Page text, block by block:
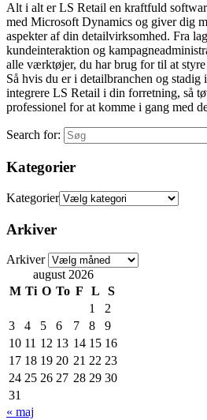
Alt i alt er LS Retail en kraftfuld
med Microsoft Dynamics og giver dig
aspekter af din detailvirksomhed. Fra
kundeinteraktion og
alle værktøjer, du har brug for til at
Så hvis du er i detailbranchen og
integrere LS Retail i din forretning, så
professionel for at komme i gang med
Search for:
Kategorier
Kategorier
Arkiver
Arkiver
august 2026
M Ti O To F L
S
1
2
3
4 5 6 7 8
9
10 11 12 13 14 15 16
17 18 19 20 21 22 23
24 25 26 27 28 29 30
31
« maj